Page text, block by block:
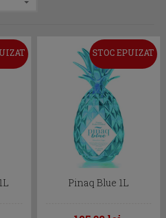
STOC EPUIZAT
Pinaq Blue 1L